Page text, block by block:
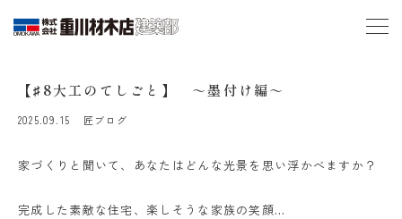
【♯8大工のてしごと】 ～墨付け編～
2025.09.15 匠ブログ
家づくりと聞いて、あなたはどんな光景を思い浮かべますか？
完成した素敵な住宅、楽しそうな家族の笑顔…